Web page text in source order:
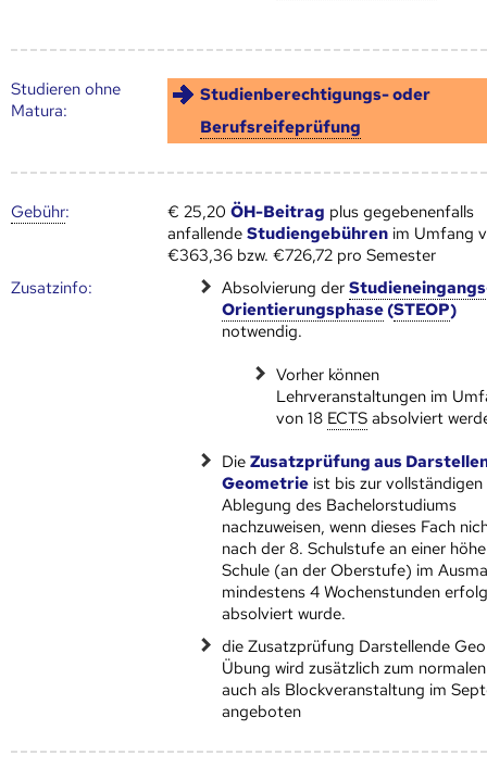
Studieren ohne
Matura:
Studienberechtigungs- oder
Berufsreifeprüfung
Gebühr: € 25,20ÖH-Beitrag plus gegebenenfalls
anfallendeStudiengebühren im Umfang
€363,36 bzw. €726,72 pro Semester
Zusatz­info:
Absolvierung der
Orientierungsphase (STEOP)
notwendig.
Vorher können
Lehrveranstaltungen im
von 18 ECTS absolviert
DieZusatzprüfung aus
Geometrie ist bis zur vollständigen
Ablegung des Bachelorstudiums
nachzuweisen, wenn dieses Fach
nach der 8. Schulstufe an einer
Schule (an der Oberstufe) im
mindestens 4 Wochenstunden
absolviert wurde.
die Zusatzprüfung Darstellende
Übung wird zusätzlich zum
auch als Blockveranstaltung im
angeboten